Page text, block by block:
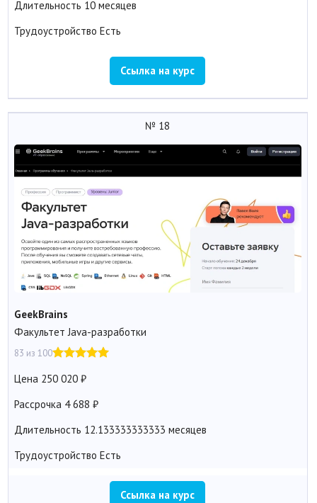
Длительность 10 месяцев
Трудоустройство Есть
Ссылка на курс
№ 18
GeekBrains
Факультет Java-разработки
83 из 100
Цена 250 020
Рассрочка 4 688
Длительность 12.133333333333 месяцев
Трудоустройство Есть
Ссылка на курс